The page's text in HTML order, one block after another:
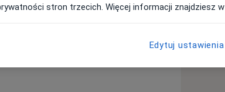
CMKP
stron trzecich. Więcej informacji znajdziesz w
Edytuj ustawienia